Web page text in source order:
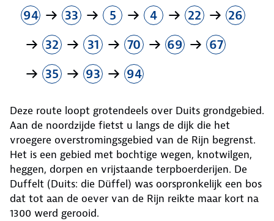
94 33 5 4 22
26
32
31 70 69
67
35
93 94
Deze route loopt grotendeels over Duits grondgebied.
Aan de noordzijde fietst u langs de dijk die het
vroegere overstromingsgebied van de Rijn begrenst.
Het is een gebied met bochtige wegen, knotwilgen,
heggen, dorpen en vrijstaande terpboerderijen. De
Duffelt (Duits: die Düffel) was oorspronkelijk een bos
dat tot aan de oever van de Rijn reikte maar kort na
1300 werd gerooid.